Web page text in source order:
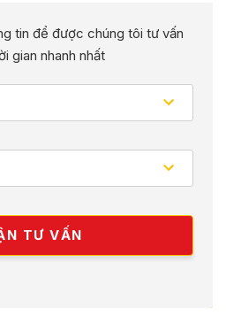
tin để được chúng tôi tư vấn
gian nhanh nhất